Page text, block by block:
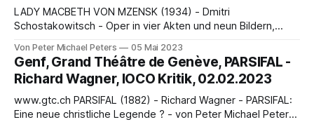
LADY MACBETH VON MZENSK (1934) - Dmitri
Schostakowitsch - Oper in vier Akten und neun Bildern,
einer Nouvelle von Nikolai Leskow - von Peter Michael
Peters AM ENDE NUR DAS AUSGEBRANNTE LEBEN… * Ihr
Männer habt eine sehr hohe * Meinung von euch selbst! * Ihr
denkt, dass
Von Peter Michael Peters 05 Mai 2023
Genf, Grand Théâtre de Genève, PARSIFAL -
Richard Wagner, IOCO Kritik, 02.02.2023
www.gtc.ch PARSIFAL (1882) - Richard Wagner - PARSIFAL:
Eine neue christliche Legende ? - von Peter Michael Peters